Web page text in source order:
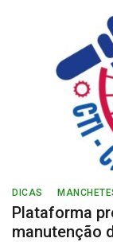
DICAS
Plataforma
manutenção